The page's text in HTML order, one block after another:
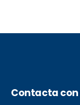
Contacta